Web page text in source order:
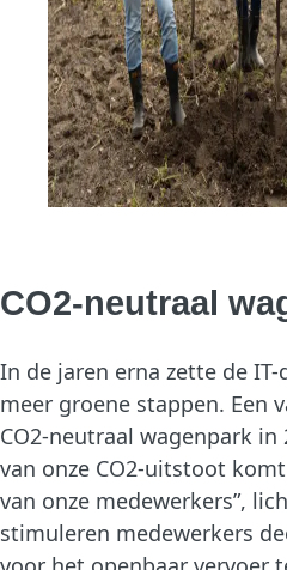
CO2-neutraal
In de jaren erna zette de
meer groene stappen. Een
CO2-neutraal wagenpark in
van onze CO2-uitstoot
van onze medewerkers”,
stimuleren medewerkers